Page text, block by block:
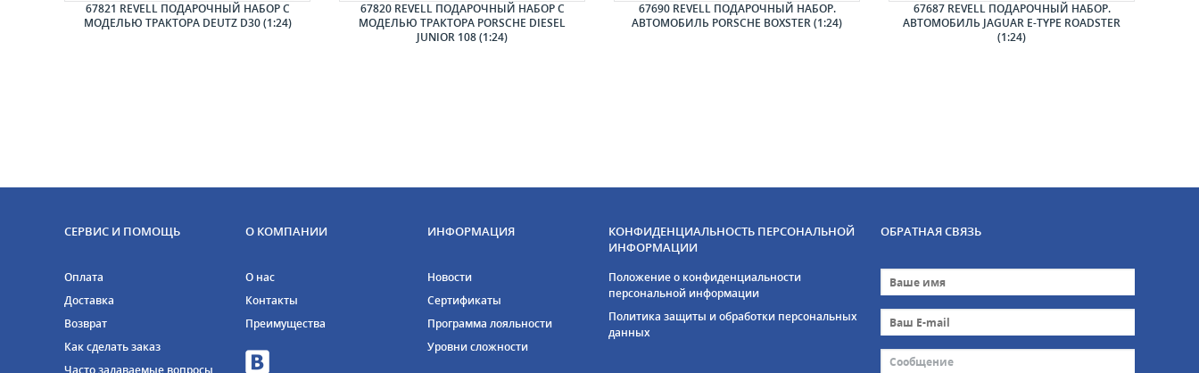
67821 REVELL ПОДАРОЧНЫЙ НАБОР С
МОДЕЛЬЮ ТРАКТОРА DEUTZ D30 (1:24)
67820 REVELL ПОДАРОЧНЫЙ НАБОР С
МОДЕЛЬЮ ТРАКТОРА PORSCHE DIESEL
JUNIOR 108 (1:24)
67690 REVELL ПОДАРОЧНЫЙ НАБОР.
АВТОМОБИЛЬ PORSCHE BOXSTER (1:24)
67687 REVELL ПОДАРОЧНЫЙ НАБОР.
АВТОМОБИЛЬ JAGUAR E-TYPE ROADSTER
(1:24)
СЕРВИС И ПОМОЩЬ
Оплата
Доставка
Возврат
Как сделать заказ
Часто задаваемые вопросы
О КОМПАНИИ
О нас
Контакты
Преимущества
ИНФОРМАЦИЯ
Новости
Сертификаты
Программа лояльности
Уровни сложности
КОНФИДЕНЦИАЛЬНОСТЬ ПЕРСОНАЛЬНОЙ
ИНФОРМАЦИИ
Положение о конфиденциальности
персональной информации
Политика защиты и обработки персональных
данных
ОБРАТНАЯ СВЯЗЬ